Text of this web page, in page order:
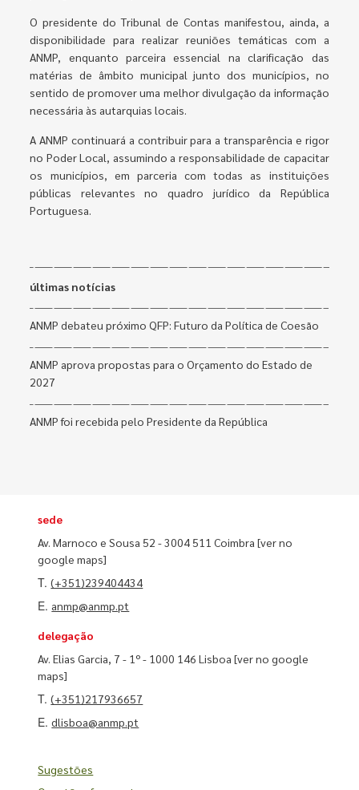
O presidente do Tribunal de Contas manifestou, ainda, a
disponibilidade para realizar reuniões temáticas com a
ANMP, enquanto parceira essencial na clarificação das
matérias de âmbito municipal junto dos municípios, no
sentido de promover uma melhor divulgação da informação
necessária às autarquias locais.
A ANMP continuará a contribuir para a transparência e rigor
no Poder Local, assumindo a responsabilidade de capacitar
os municípios, em parceria com todas as instituições
públicas relevantes no quadro jurídico da República
Portuguesa.
últimas notícias
ANMP debateu próximo QFP: Futuro da Política de Coesão
ANMP aprova propostas para o Orçamento do Estado de
2027
ANMP foi recebida pelo Presidente da República
sede
Av. Marnoco e Sousa 52 - 3004 511 Coimbra[ver no
google maps]
T.(+351)239404434
E. anmp@anmp.pt
delegação
Av. Elias Garcia, 7 - 1º - 1000 146 Lisboa[ver no google
maps]
T.(+351)217936657
E.dlisboa@anmp.pt
Sugestões